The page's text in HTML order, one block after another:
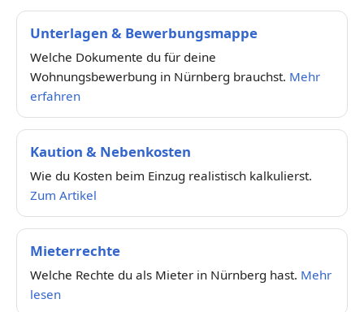
Unterlagen & Bewerbungsmappe
Welche Dokumente du für deine
Wohnungsbewerbung in Nürnberg brauchst. Mehr
erfahren
Kaution & Nebenkosten
Wie du Kosten beim Einzug realistisch kalkulierst.
Zum Artikel
Mieterrechte
Welche Rechte du als Mieter in Nürnberg hast. Mehr
lesen